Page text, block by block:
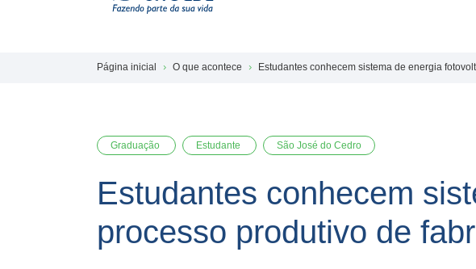
Página inicial O que acontece Estudantes conhecem sistema de energia
Graduação Estudante São José do Cedro
Estudantes conhecem
processo produtivo de